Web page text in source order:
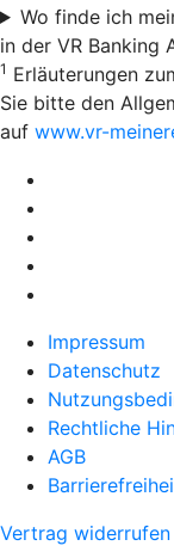
Wo finde ich
in der VR Banking
1 Erläuterungen
Sie bitte den
auf www.vr-
Impressum
Datenschutz
Rechtliche
AGB
Vertrag widerrufen